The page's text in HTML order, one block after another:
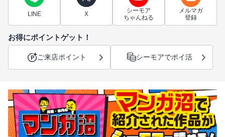
LINE X
シーモア
ちゃんねる
メルマガ
登録
お得にポイントゲット！
ご来店ポイント シーモアでポイ活